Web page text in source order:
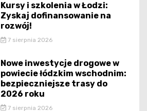
Kursy i szkolenia w Łodzi:
Zyskaj dofinansowanie na
rozwój!
7 sierpnia 2026
Nowe inwestycje drogowe w
powiecie łódzkim wschodnim:
bezpieczniejsze trasy do
2026 roku
7 sierpnia 2026